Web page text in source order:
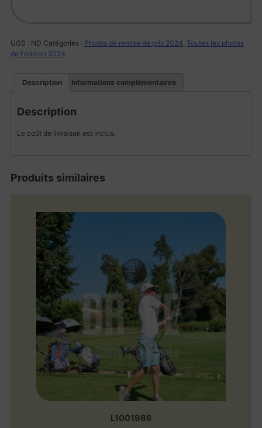
UGS : ND Catégories : Photos de remise de prix 2024 Toutes les photos
de l'édition 2024
Description Informations complémentaires
Description
Le coût de livraison est inclus.
Produits similaires
L1001986